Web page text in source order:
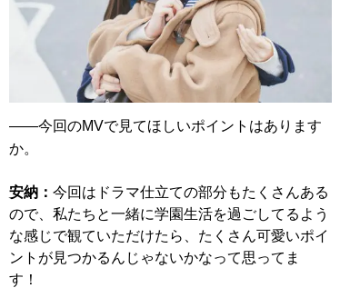
――今回のMVで見てほしいポイントはあります
か。
安納： 今回はドラマ仕立ての部分もたくさんある
ので、私たちと一緒に学園生活を過ごしてるよう
な感じで観ていただけたら、たくさん可愛いポイ
ントが見つかるんじゃないかなって思ってま
す！